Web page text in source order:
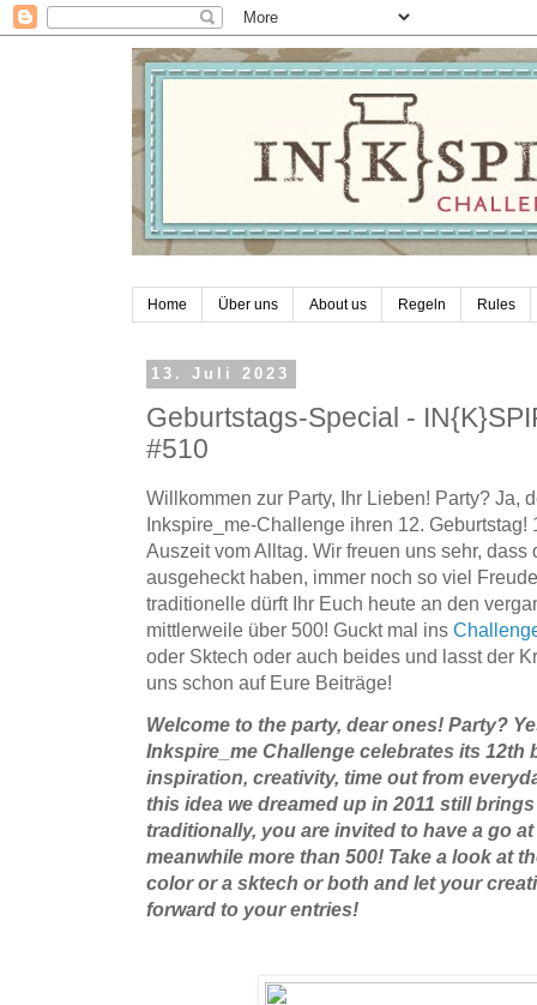
Home Über uns About us Regeln Rules
13. Juli 2023
Geburtstags-Special -
#510
Willkommen zur Party, Ihr Lieben! Party? Ja,
Inkspire_me-Challenge ihren 12. Geburtstag!
Auszeit vom Alltag. Wir freuen uns sehr,
ausgeheckt haben, immer noch so viel
traditionelle dürft Ihr Euch heute an den
mittlerweile über 500! Guckt mal ins
oder Sktech oder auch beides und lasst der
uns schon auf Eure Beiträge!
Welcome to the party, dear ones! Party?
Inkspire_me Challenge celebrates its 12th
inspiration, creativity, time out from
this idea we dreamed up in 2011 still
traditionally, you are invited to have a go
meanwhile more than 500! Take a look at
color or a sktech or both and let your
forward to your entries!